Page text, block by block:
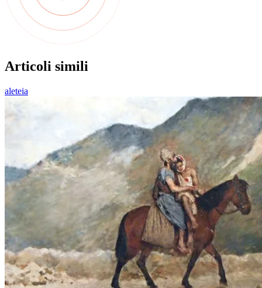
Articoli simili
aleteia